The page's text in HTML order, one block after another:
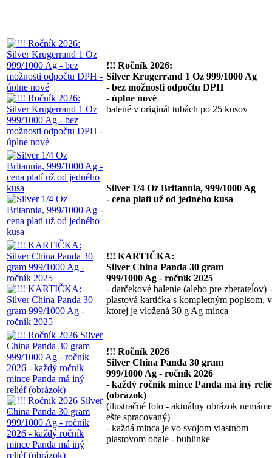
!!! Ročník 2026:
Silver Krugerrand 1 Oz 999/1000 Ag
- bez možnosti odpočtu DPH
- úplne nové
balené v originál tubách po 25 kusov
Silver 1/4 Oz Britannia, 999/1000 Ag
- cena platí už od jedného kusa
!!! KARTIČKA:
Silver China Panda 30 gram
999/1000 Ag - ročník 2025
- darčekové balenie (alebo pre zberateĺov) -
plastová kartićka s kompletným popisom, v
ktorej je vložená 30 g Ag minca
!!! Ročník 2026
Silver China Panda 30 gram
999/1000 Ag - ročník 2026
- každý ročník mince Panda má iný
(obrázok)
(ilustračné foto - aktuálny obrázok nemáme
ešte spracovaný)
- každá minca je vo svojom vlastnom
plastovom obale - bublinke